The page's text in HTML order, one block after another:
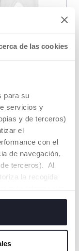
de las cookies
para su
servicios y
y de terceros)
el
con el
de navegación,
terceros). Al
la recogida
de todas o
detalles". Al
utilizar
con
y Zorro
y Blanco con